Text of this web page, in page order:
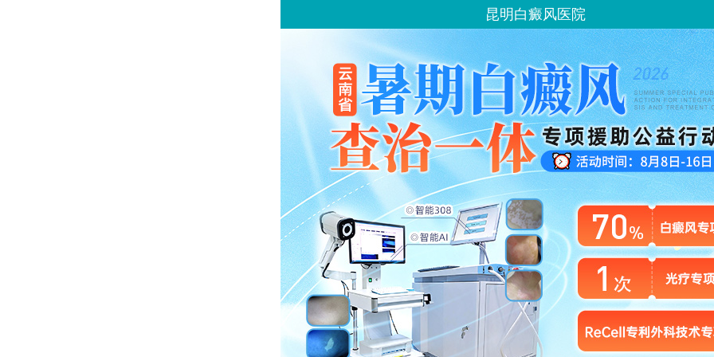
昆明白癜风医院